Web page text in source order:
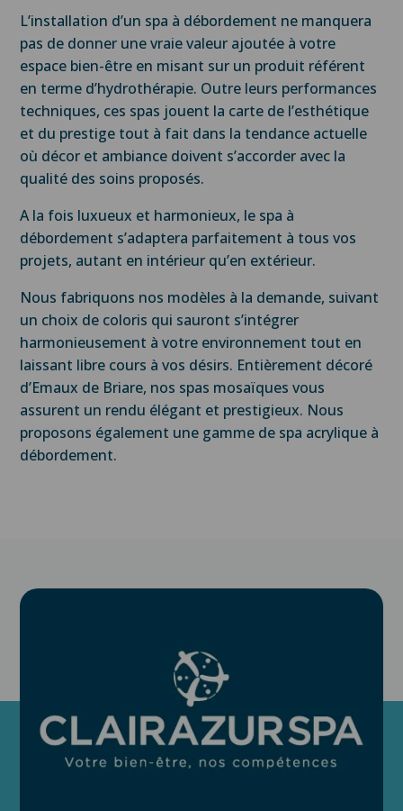
L’installation d’un spa à débordement ne manquera
pas de donner une vraie valeur ajoutée à votre
espace bien-être en misant sur un produit référent
en terme d’hydrothérapie. Outre leurs performances
techniques, ces spas jouent la carte de l’esthétique
et du prestige tout à fait dans la tendance actuelle
où décor et ambiance doivent s’accorder avec la
qualité des soins proposés.
A la fois luxueux et harmonieux, le spa à
débordement s’adaptera parfaitement à tous vos
projets, autant en intérieur qu’en extérieur.
Nous fabriquons nos modèles à la demande, suivant
un choix de coloris qui sauront s’intégrer
harmonieusement à votre environnement tout en
laissant libre cours à vos désirs. Entièrement décoré
d’Emaux de Briare, nos spas mosaïques vous
assurent un rendu élégant et prestigieux. Nous
proposons également une gamme de spa acrylique à
débordement.